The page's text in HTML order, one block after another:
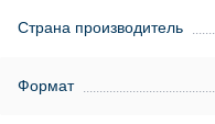
Страна производитель
Формат